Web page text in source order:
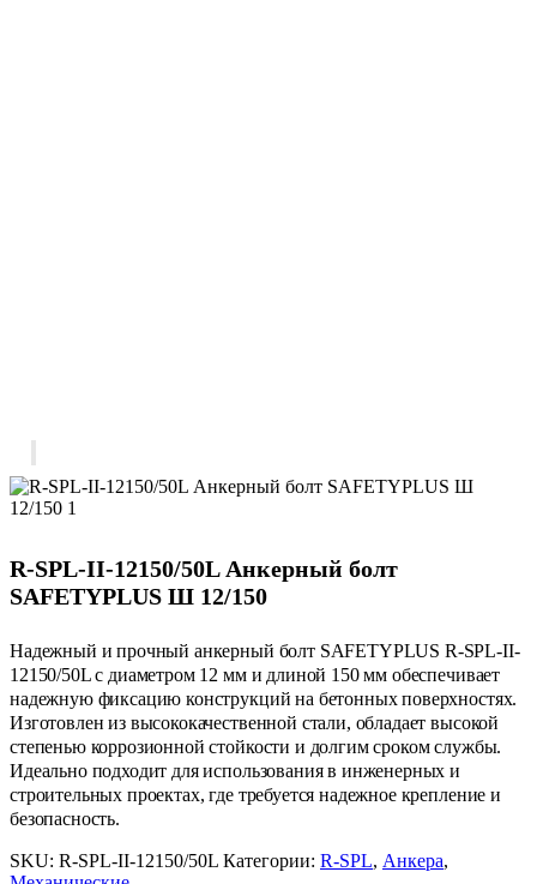
R-SPL-II-12150/50L Анкерный болт
SAFETYPLUS Ш 12/150
Надежный и прочный анкерный болт SAFETYPLUS R-SPL-II-
12150/50L с диаметром 12 мм и длиной 150 мм обеспечивает
надежную фиксацию конструкций на бетонных поверхностях.
Изготовлен из высококачественной стали, обладает высокой
степенью коррозионной стойкости и долгим сроком службы.
Идеально подходит для использования в инженерных и
строительных проектах, где требуется надежное крепление и
безопасность.
SKU: R-SPL-II-12150/50L Категории: R-SPL, Анкера,